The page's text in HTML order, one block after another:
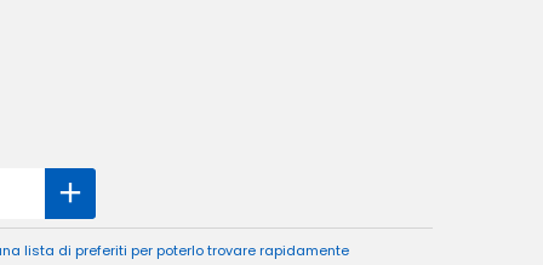
lista di preferiti per poterlo trovare rapidamente